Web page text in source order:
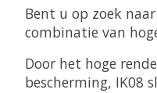
Bent u op zoek
combinatie van
Door het hoge
bescherming, IK08